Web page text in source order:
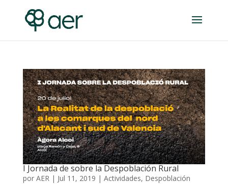
I Jornada de sobre la Despoblación Rural
por AER| Jul 11, 2019 | Actividades, Despoblación